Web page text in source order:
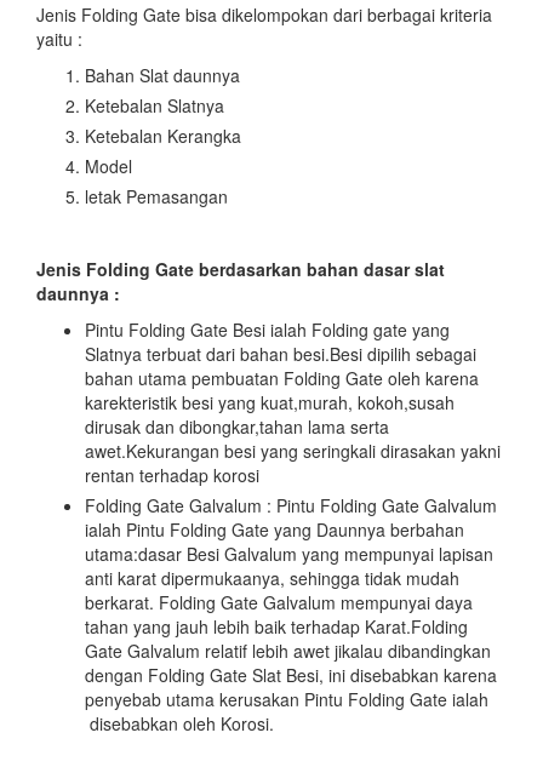
Jenis Folding Gate bisa dikelompokan dari berbagai kriteria
yaitu :
Bahan Slat daunnya
Ketebalan Slatnya
Ketebalan Kerangka
Model
letak Pemasangan
Jenis Folding Gate berdasarkan bahan dasar slat
daunnya :
Pintu Folding Gate Besi ialah Folding gate yang
Slatnya terbuat dari bahan besi.Besi dipilih sebagai
bahan utama pembuatan Folding Gate oleh karena
karekteristik besi yang kuat,murah, kokoh,susah
dirusak dan dibongkar,tahan lama serta
awet.Kekurangan besi yang seringkali dirasakan yakni
rentan terhadap korosi
Folding Gate Galvalum : Pintu Folding Gate Galvalum
ialah Pintu Folding Gate yang Daunnya berbahan
utama:dasar Besi Galvalum yang mempunyai lapisan
anti karat dipermukaanya, sehingga tidak mudah
berkarat. Folding Gate Galvalum mempunyai daya
tahan yang jauh lebih baik terhadap Karat.Folding
Gate Galvalum relatif lebih awet jikalau dibandingkan
dengan Folding Gate Slat Besi, ini disebabkan karena
penyebab utama kerusakan Pintu Folding Gate ialah
disebabkan oleh Korosi.